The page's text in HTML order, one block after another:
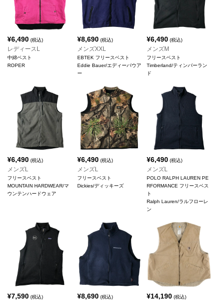
¥6,490 (税込)
レディースL
中綿ベスト
ROPER
¥8,690(税込)
メンズXXL
EBTEK フリースベスト
Eddie Bauer/エディーバウア
ー
¥6,490 (税込)
メンズM
フリースベスト
Timberland/ティンバーラン
ド
¥6,490 (税込)
メンズL
フリースベスト
MOUNTAIN HARDWEAR/マ
ウンテンハードウェア
¥6,490(税込)
メンズL
フリースベスト
Dickies/ディッキーズ
¥6,490 (税込)
メンズL
POLO RALPH LAUREN PE
RFORMANCE フリースベス
ト
Ralph Lauren/ラルフローレ
ン
¥7,590 (税込) ¥8,690(税込) ¥14,190 (税込)